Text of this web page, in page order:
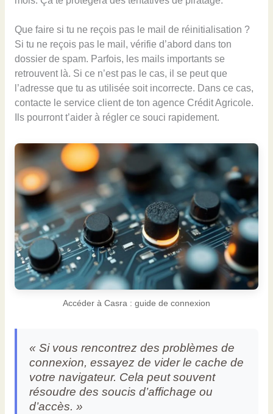
Que faire si tu ne reçois pas le mail de réinitialisation ?
Si tu ne reçois pas le mail, vérifie d’abord dans ton
dossier de spam. Parfois, les mails importants se
retrouvent là. Si ce n’est pas le cas, il se peut que
l’adresse que tu as utilisée soit incorrecte. Dans ce cas,
contacte le service client de ton agence Crédit Agricole.
Ils pourront t’aider à régler ce souci rapidement.
Accéder à Casra : guide de connexion
« Si vous rencontrez des problèmes de
connexion, essayez de vider le cache de
votre navigateur. Cela peut souvent
résoudre des soucis d’affichage ou
d’accès. »